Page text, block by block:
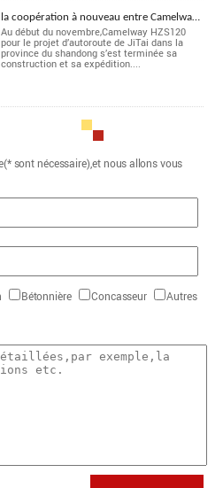
la coopération à nouveau entre Camelway et China Gezhouba Group Corporation
Au début du novembre,Camelway HZS120
pour le projet d’autoroute de JiTai dans la
province du shandong s’est terminée sa
construction et sa expédition....
sont nécessaire),et nous allons vous
Bétonnière Concasseur Autres